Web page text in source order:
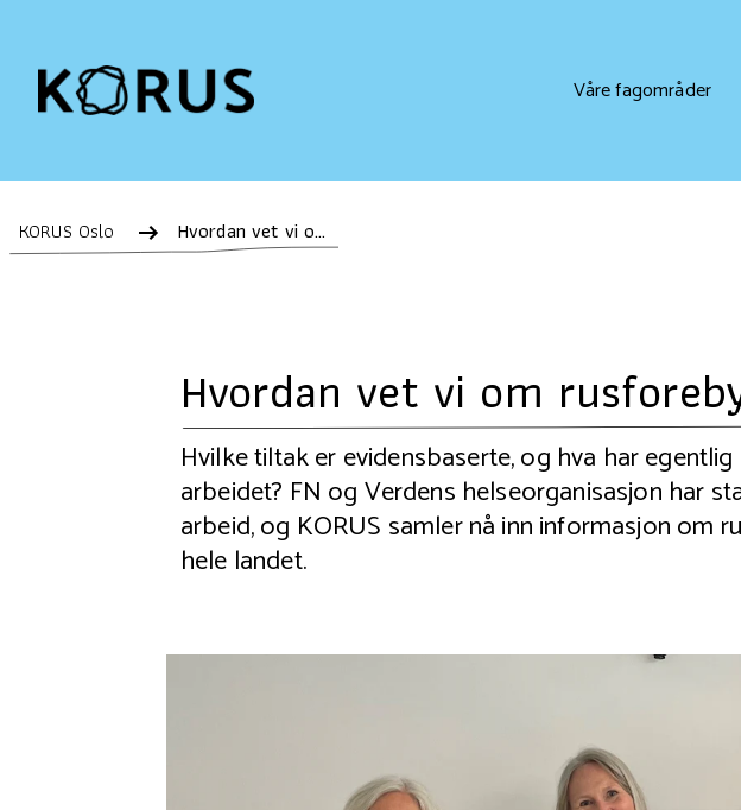
Våre fagområder
KORUS Oslo Hvordan vet vi om rusforebygging virker?
Hvordan vet vi om
Hvilke tiltak er evidensbaserte, og hva har
arbeidet? FN og Verdens helseorganisasjon har
arbeid, og KORUS samler nå inn informasjon om
hele landet.